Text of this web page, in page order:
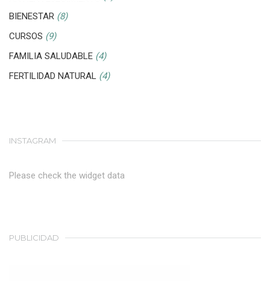
BIENESTAR (8)
CURSOS (9)
FAMILIA SALUDABLE (4)
FERTILIDAD NATURAL (4)
INSTAGRAM
Please check the widget data
PUBLICIDAD